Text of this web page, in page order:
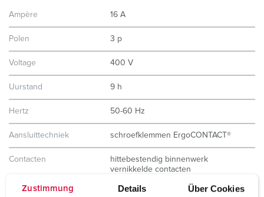
Zustimmung Details Über Cookies
Ampère 16 A
Polen 3 p
Voltage 400 V
Uurstand 9 h
Hertz 50-60 Hz
Aansluittechniek schroefklemmen ErgoCONTACT®
Contacten
hittebestendig binnenwerk
vernikkelde contacten
Beschermingsgraad IP67 / IP69